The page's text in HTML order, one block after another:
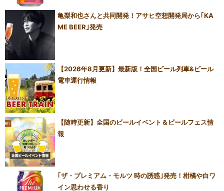
亀梨和也さんと共同開発！アサヒ空想開発局から｢KA
ME BEER｣発売
【2026年8月更新】最新版！全国ビール列車&ビール
電車運行情報
【随時更新】全国のビールイベント＆ビールフェス情
報
｢ザ・プレミアム・モルツ 時の誘惑｣発売！柑橘や白ワ
イン思わせる香り